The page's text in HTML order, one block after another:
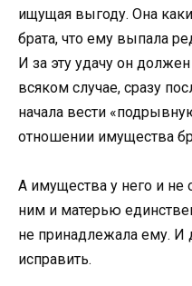
ищущая выгоду. Она
брата, что ему выпала
И за эту удачу он
всяком случае, сразу
начала вести
отношении имущества
А имущества у него и не
ним и матерью
не принадлежала ему. И
исправить.